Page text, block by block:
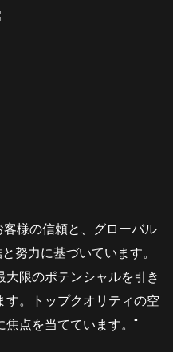
様の信頼と、グローバル
努力に基づいています。
限のポテンシャルを引き
。トップクオリティの空
点を当てています。"